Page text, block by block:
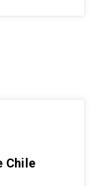
Chile